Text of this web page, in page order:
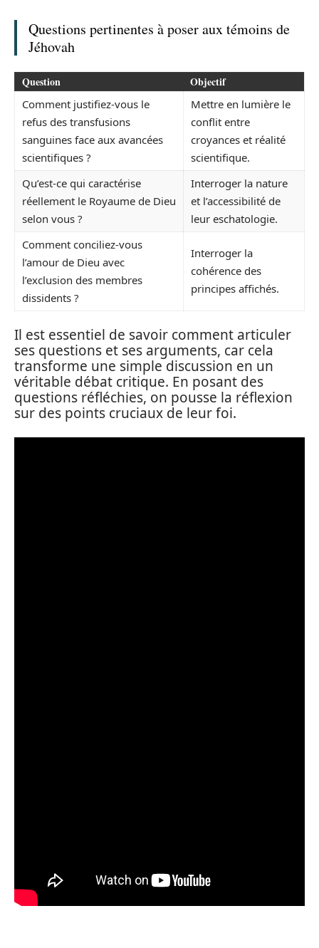
Questions pertinentes à poser aux témoins de
Jéhovah
Question Objectif
Comment justifiez-vous le
refus des transfusions
sanguines face aux avancées
scientifiques ?
Mettre en lumière le
conflit entre
croyances et réalité
scientifique.
Qu’est-ce qui caractérise
réellement le Royaume de Dieu
selon vous ?
Interroger la nature
et l’accessibilité de
leur eschatologie.
Comment conciliez-vous
l’amour de Dieu avec
l’exclusion des membres
dissidents ?
Interroger la
cohérence des
principes affichés.
Il est essentiel de savoir comment articuler
ses questions et ses arguments, car cela
transforme une simple discussion en un
véritable débat critique. En posant des
questions réfléchies, on pousse la réflexion
sur des points cruciaux de leur foi.